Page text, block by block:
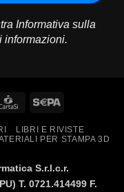
Informativa sulla
informazioni.
CartaSi
LIBRI E RIVISTE
PER STAMPA 3D
S.r.l.c.r.
T. 0721.414499 F.